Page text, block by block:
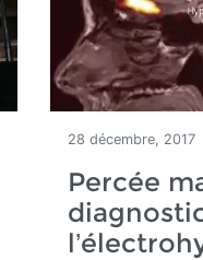
28 décembre, 2017
Percée